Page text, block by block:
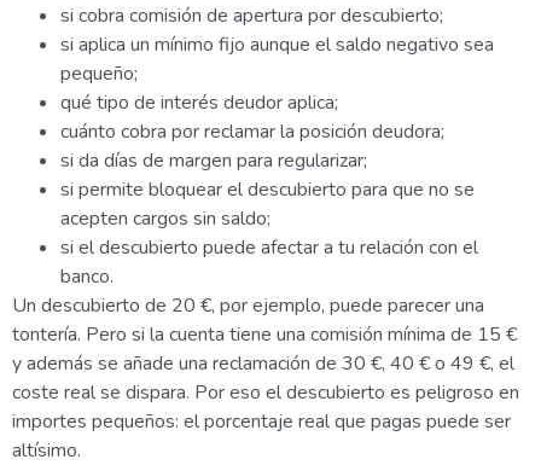
si cobra comisión de apertura por descubierto;
si aplica un mínimo fijo aunque el saldo negativo sea
pequeño;
qué tipo de interés deudor aplica;
cuánto cobra por reclamar la posición deudora;
si da días de margen para regularizar;
si permite bloquear el descubierto para que no se
acepten cargos sin saldo;
si el descubierto puede afectar a tu relación con el
banco.
Un descubierto de 20 €, por ejemplo, puede parecer una
tontería. Pero si la cuenta tiene una comisión mínima de 15 €
y además se añade una reclamación de 30 €, 40 € o 49 €, el
coste real se dispara. Por eso el descubierto es peligroso en
importes pequeños: el porcentaje real que pagas puede ser
altísimo.